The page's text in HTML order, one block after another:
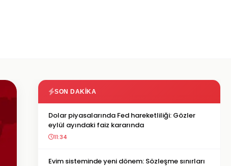
SON DAKIKA
Dolar piyasalarında Fed hareketliliği: Gözler
eylül ayındaki faiz kararında
11:34
Evim sisteminde yeni dönem: Sözleşme sınırları